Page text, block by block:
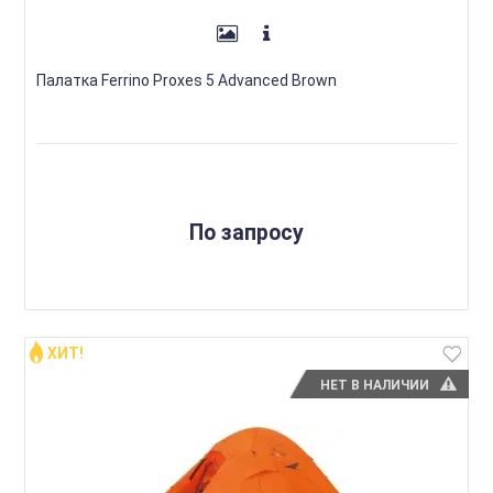
Палатка Ferrino Proxes 5 Advanced Brown
По запросу
НЕТ В НАЛИЧИИ
ХИТ!